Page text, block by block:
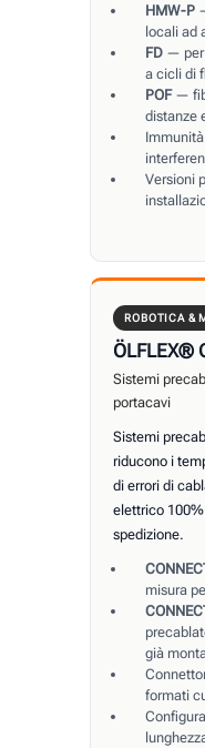
HMW-P
locali ad
FD — per
a cicli di
POF—
distanze
Versioni
ROBOTICA &
ÖLFLEX®
Sistemi
portacavi
Sistemi
riducono i
di errori di
elettrico
spedizione.
misura
già
formati